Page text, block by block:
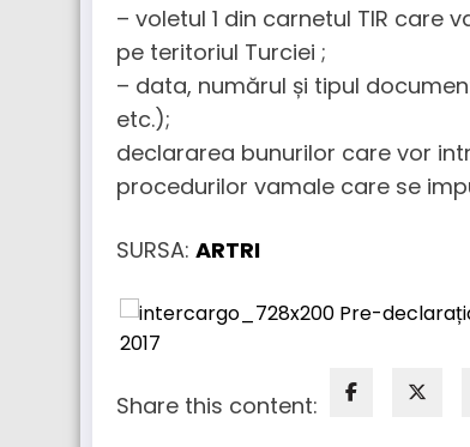
– voletul 1 din carnetul TIR
pe teritoriul Turciei ;
– data, numărul și tipul
etc.);
declararea bunurilor care vor
procedurilor vamale care se
SURSA: ARTRI
Share this content: